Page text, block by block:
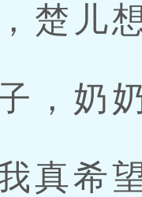
楚儿
，奶
真希